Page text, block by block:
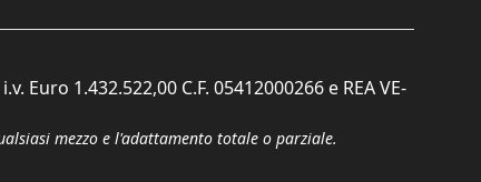
Euro 1.432.522,00 C.F. 05412000266 e REA VE-
mezzo e l'adattamento totale o parziale.